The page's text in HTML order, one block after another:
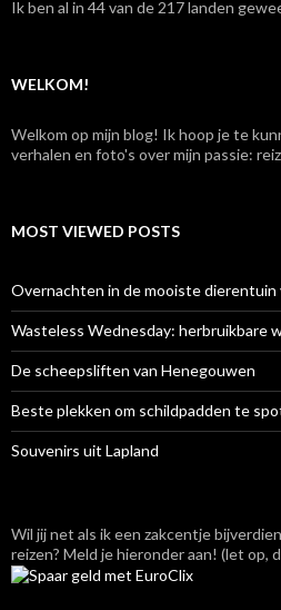
a
Ik ben al in 44 van de 217 landen
WELKOM!
Welkom op mijn blog! Ik hoop je te
verhalen en foto's over mijn passie:
MOST VIEWED POSTS
Overnachten in de mooiste dierentuin
Wasteless Wednesday: herbruikbare
De scheepsliften van Henegouwen
Beste plekken om schildpadden te
Souvenirs uit Lapland
Wil jij net als ik een zakcentje
reizen? Meld je hieronder aan! (let op,